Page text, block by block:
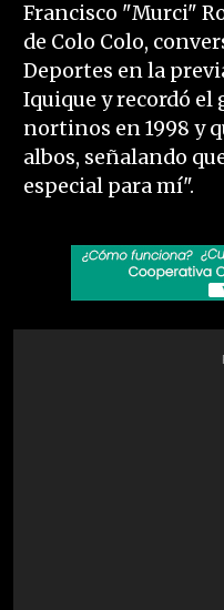
Francisco "Murci"
de Colo Colo,
Deportes en la
Iquique y recordó el
nortinos en 1998 y
albos, señalando
especial para mí".